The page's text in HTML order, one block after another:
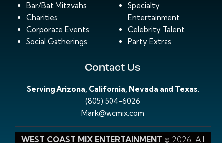
Bar/Bat Mitzvahs
Charities
Corporate Events
Social Gatherings
Specialty
Entertainment
Celebrity Talent
Party Extras
Contact Us
Serving Arizona, California, Nevada and Texas.
(805) 504-6026
Mark@wcmix.com
WEST COAST MIX ENTERTAINMENT © 2026. All